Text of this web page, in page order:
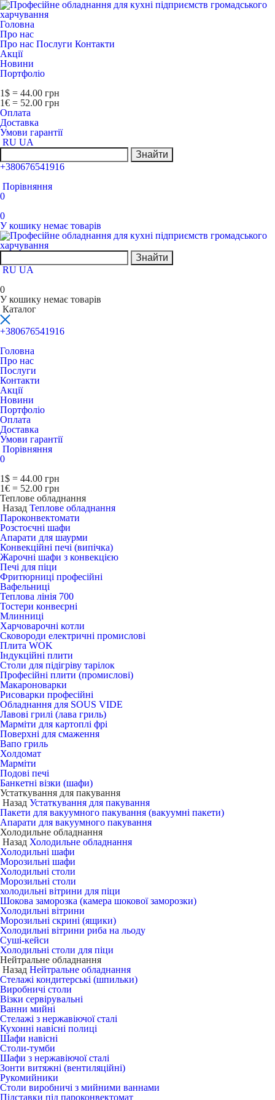
Головна
Про нас
Про нас Послуги Контакти
Акції
Новини
Портфоліо
1$ = 44.00 грн
1€ = 52.00 грн
Оплата
Доставка
Умови гарантії
RU UA
Знайти
+380676541916
Порівняння
0
0
У кошику немає товарів
Знайти
RU UA
0
У кошику немає товарів
Каталог
+380676541916
Головна
Про нас
Послуги
Контакти
Акції
Новини
Портфоліо
Оплата
Доставка
Умови гарантії
Порівняння
0
1$ = 44.00 грн
1€ = 52.00 грн
Теплове обладнання
Назад Теплове обладнання
Пароконвектомати
Розстоєчні шафи
Апарати для шаурми
Конвекційні печі (випічка)
Жарочні шафи з конвекцією
Печі для піци
Фритюрниці професійні
Вафельниці
Теплова лінія 700
Тостери конвеєрні
Млинниці
Харчоварочні котли
Сковороди електричні промислові
Плита WOK
Індукційні плити
Столи для підігріву тарілок
Професійні плити (промислові)
Макароноварки
Рисоварки професійні
Обладнання для SOUS VIDE
Лавові грилі (лава гриль)
Марміти для картоплі фрі
Поверхні для смаження
Вапо гриль
Холдомат
Марміти
Подові печі
Банкетні візки (шафи)
Устаткування для пакування
Назад Устаткування для пакування
Пакети для вакуумного пакування (вакуумні пакети)
Апарати для вакуумного пакування
Холодильне обладнання
Назад Холодильне обладнання
Холодильні шафи
Морозильні шафи
Холодильні столи
Морозильні столи
холодильні вітрини для піци
Шокова заморозка (камера шокової заморозки)
Холодильні вітрини
Морозильні скрині (ящики)
Холодильні вітрини риба на льоду
Суші-кейси
Холодильні столи для піци
Нейтральне обладнання
Назад Нейтральне обладнання
Стелажі кондитерські (шпильки)
Виробничі столи
Візки сервірувальні
Ванни мийні
Стелажі з нержавіючої сталі
Кухонні навісні полиці
Шафи навісні
Столи-тумби
Шафи з нержавіючої сталі
Зонти витяжні (вентиляційні)
Рукомийники
Столи виробничі з мийними ваннами
Підставки під пароконвектомат